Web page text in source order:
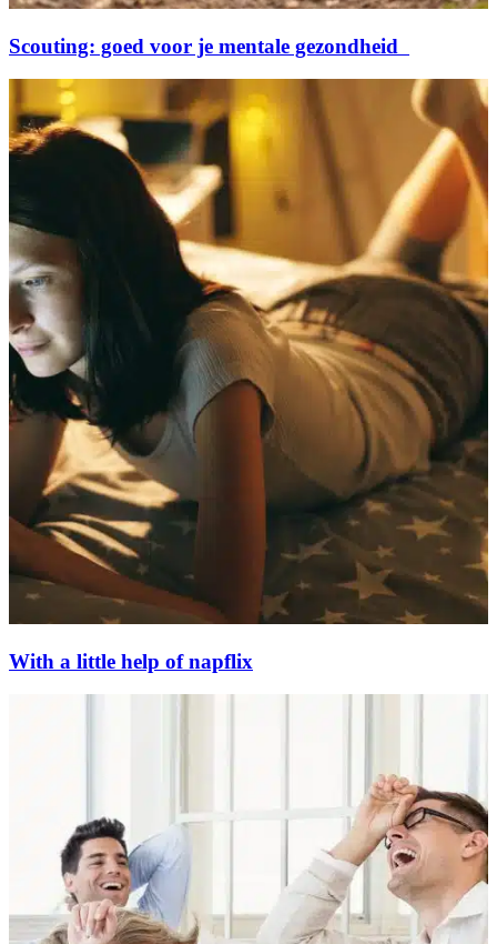
Scouting: goed voor je mentale gezondheid
With a little help of napflix